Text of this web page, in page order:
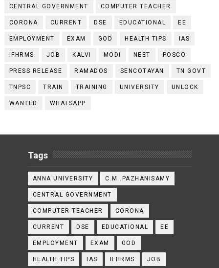
CENTRAL GOVERNMENT COMPUTER TEACHER
CORONA CURRENT DSE EDUCATIONAL EE
EMPLOYMENT EXAM GOD HEALTH TIPS IAS
IFHRMS JOB KALVI MODI NEET POSCO
PRESS RELEASE RAMADOS SENCOTAYAN TN GOVT
TNPSC TRAIN TRAINING UNIVERSITY UNLOCK
WANTED WHATSAPP
Tags
ANNA UNIVERSITY C.M .PAZHANISAMY
CENTRAL GOVERNMENT
COMPUTER TEACHER CORONA
CURRENT DSE EDUCATIONAL EE
EMPLOYMENT EXAM GOD
HEALTH TIPS IAS IFHRMS JOB